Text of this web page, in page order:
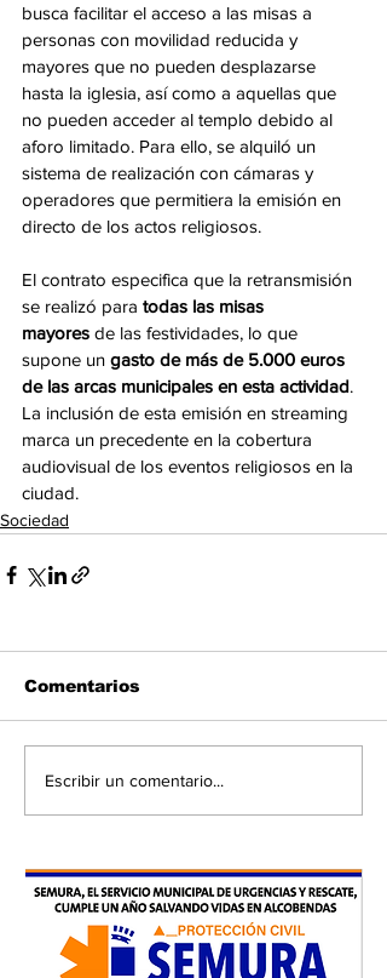
busca facilitar el acceso a las misas a
personas con movilidad reducida y
mayores que no pueden desplazarse
hasta la iglesia, así como a aquellas que
no pueden acceder al templo debido al
aforo limitado. Para ello, se alquiló un
sistema de realización con cámaras y
operadores que permitiera la emisión en
directo de los actos religiosos.
El contrato especifica que la retransmisión
se realizó para todas las misas
mayores de las festividades, lo que
supone un gasto de más de 5.000 euros
de las arcas municipales en esta actividad.
La inclusión de esta emisión en streaming
marca un precedente en la cobertura
audiovisual de los eventos religiosos en la
ciudad.
Sociedad
Comentarios
Escribir un comentario...